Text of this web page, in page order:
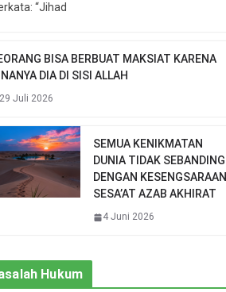
“Jihad
BISA BERBUAT MAKSIAT KARENA
DIA DI SISI ALLAH
29 Juli 2026
SEMUA KENIKMATAN
DUNIA TIDAK SEBANDING
DENGAN KESENGSARAAN
SESA’AT AZAB AKHIRAT
4 Juni 2026
Hukum